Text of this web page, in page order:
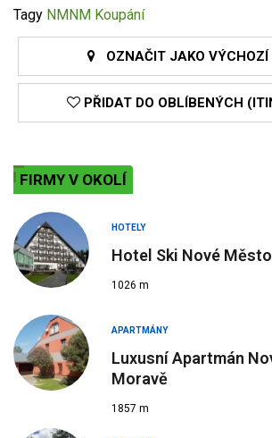
Tagy NMNM Koupání
OZNAČIT JAKO VÝCHOZÍ
PŘIDAT DO OBLÍBENÝCH
FIRMY V OKOLÍ
HOTELY
Hotel Ski Nové
1026 m
APARTMÁNY
Luxusní Apartmán
Moravě
1857 m